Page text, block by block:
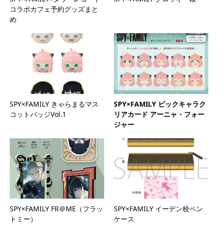
コラボカフェ予約グッズまと
め
SPY×FAMILY きゃらまるマス
コットバッジVol.1
SPY×FAMILY ピックキャラク
リアカード アーニャ・フォー
ジャー
SPY×FAMILY FR＠ME（フラッ
トミー）
SPY×FAMILY イーデン校ペン
ケース